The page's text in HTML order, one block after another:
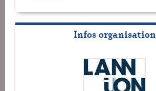
Infos organisation